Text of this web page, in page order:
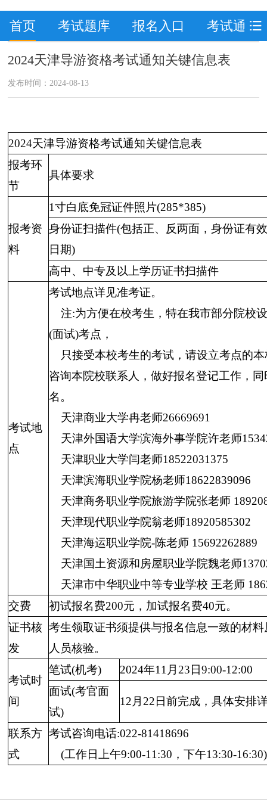
首页 考试题库 报名入口 考试通知
2024天津导游资格考试通知关键信息表
发布时间：2024-08-13
2024天津导游资格考试通知关键信息表
报考环
节
具体要求
报考资
料
1寸白底免冠证件照片(285*385)
身份证扫描件(包括正、反两面，身份证有
日期)
高中、中专及以上学历证书扫描件
考试地
点
考试地点详见准考证。
注:为方便在校考生，特在我市部分院校
(面试)考点，
只接受本校考生的考试，请设立考点的
咨询本院校联系人，做好报名登记工作，
名。
天津商业大学冉老师26669691
天津外国语大学滨海外事学院许老师
天津职业大学闫老师18522031375
天津滨海职业学院杨老师18622839096
天津商务职业学院旅游学院张老师
天津现代职业学院翁老师18920585302
天津海运职业学院-陈老师 15692262889
天津国土资源和房屋职业学院魏老师
天津市中华职业中等专业学校 王老师
交费
初试报名费200元，加试报名费40元。
证书核
发
考生领取证书须提供与报名信息一致的材
人员核验。
考试时
间
笔试(机考)
2024年11月23日9:00-12:00
面试(考官面
试)
12月22日前完成，具体安排
联系方
式
考试咨询电话:022-81418696
(工作日上午9:00-11:30，下午13:30-16:30)